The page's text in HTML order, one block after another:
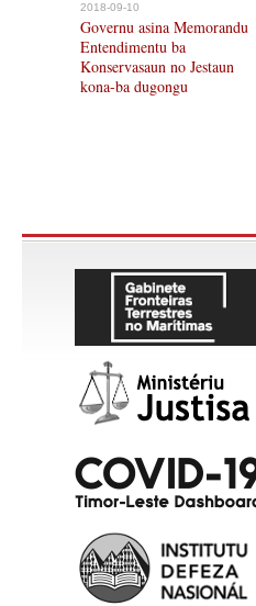
2018-09-10
Governu asina Memorandu
Entendimentu ba
Konservasaun no Jestaun
kona-ba dugongu